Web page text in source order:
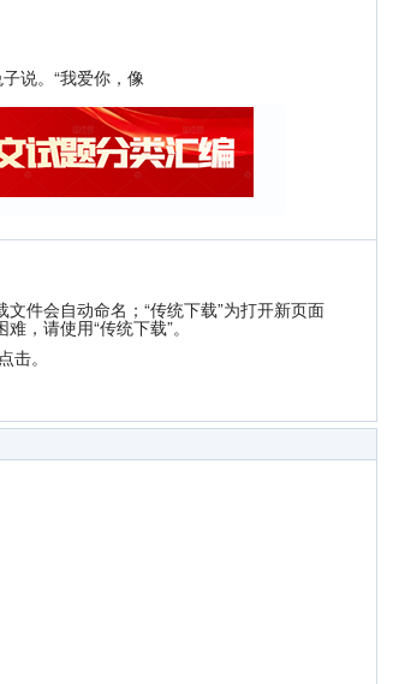
说。“我爱你，像
件会自动命名；“传统下载”为打开新页面
，请使用“传统下载”。
击。